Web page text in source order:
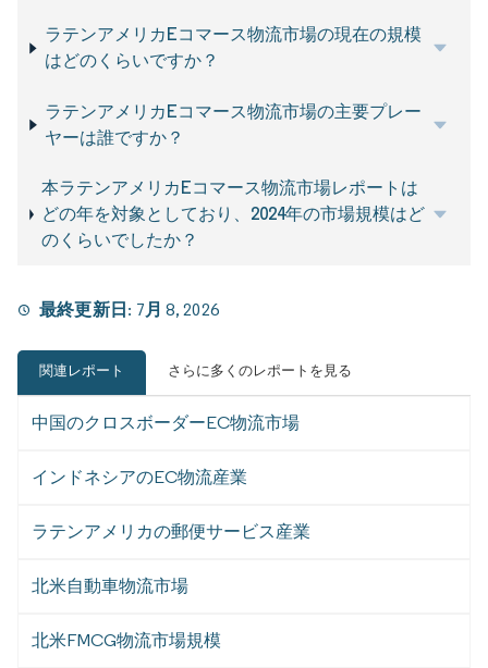
ラテンアメリカEコマース物流市場の現在の規模
はどのくらいですか？
ラテンアメリカEコマース物流市場の主要プレー
ヤーは誰ですか？
本ラテンアメリカEコマース物流市場レポートは
どの年を対象としており、2024年の市場規模はど
のくらいでしたか？
最終更新日: 7月 8, 2026
関連レポート さらに多くのレポートを見る
中国のクロスボーダーEC物流市場
インドネシアのEC物流産業
ラテンアメリカの郵便サービス産業
北米自動車物流市場
北米FMCG物流市場規模